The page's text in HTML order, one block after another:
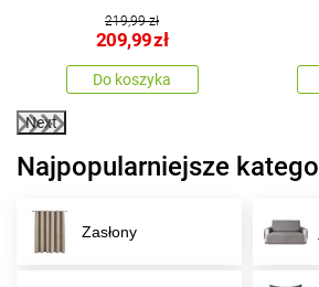
219,99 zł
209,99zł
Do koszyka
Next
Najpopularniejsze
Zasłony